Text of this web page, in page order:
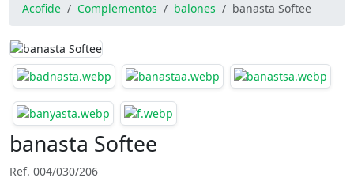
Acofide Complementos balones banasta Softee
banasta Softee
Ref. 004/030/206